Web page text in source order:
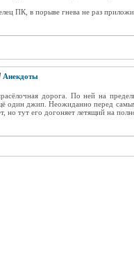
ПК, в порыве гнева не раз
Анекдоты
дорога. По ней на
один джип. Неожиданно перед
но тут его догоняет летящий на